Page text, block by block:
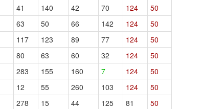
41 140 42 70 124
50
63 50 66 142 124
50
117 123 89 77 124
50
80 63 60 32 124
50
283 155 160 7 124
50
12 55 260 103 124
50
278 15 44 125 81
50